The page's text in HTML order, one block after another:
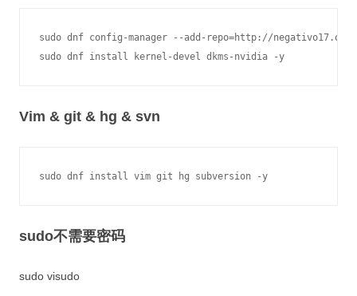
sudo dnf config-manager --add-repo=http://
Vim & git & hg & svn
sudo不需要密码
sudo visudo